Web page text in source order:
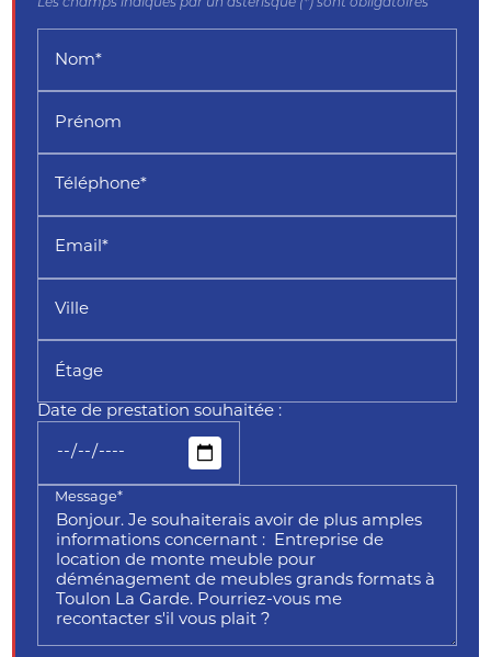
Les champs indiqués par un astérisque (*) sont obligatoires
Nom*
Prénom
Téléphone*
Email*
Ville
Étage
Date de prestation souhaitée :
Message*